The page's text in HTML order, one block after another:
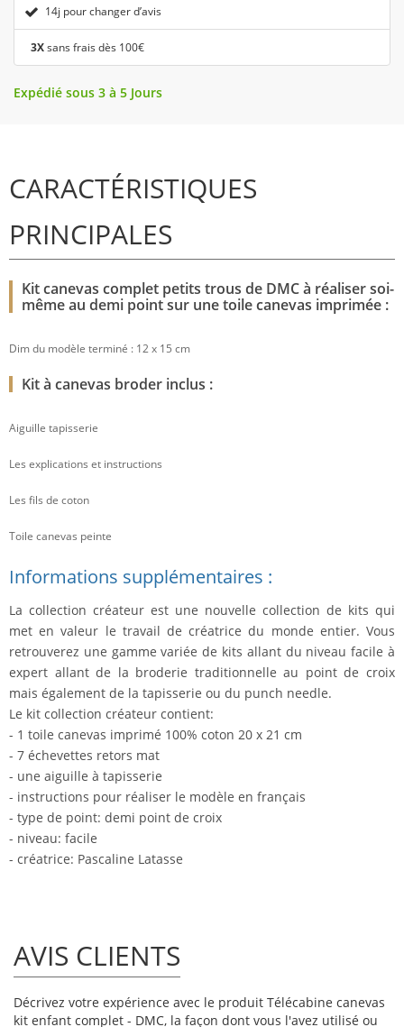
14j pour changer d’avis
3Xsans frais dès 100€
Expédié sous 3 à 5 Jours
CARACTÉRISTIQUES
PRINCIPALES
Kit canevas complet petits trous de DMC à réaliser soi-
même au demi point sur une toile canevas imprimée :
Dim du modèle terminé : 12 x 15 cm
Kit à canevas broder inclus :
Aiguille tapisserie
Les explications et instructions
Les fils de coton
Toile canevas peinte
Informations supplémentaires :
La collection créateur est une nouvelle collection de kits qui
met en valeur le travail de créatrice du monde entier. Vous
retrouverez une gamme variée de kits allant du niveau facile à
expert allant de la broderie traditionnelle au point de croix
mais également de la tapisserie ou du punch needle.
Le kit collection créateur contient:
- 1 toile canevas imprimé 100% coton 20 x 21 cm
- 7 échevettes retors mat
- une aiguille à tapisserie
- instructions pour réaliser le modèle en français
- type de point: demi point de croix
- niveau: facile
- créatrice: Pascaline Latasse
AVIS CLIENTS
Décrivez votre expérience avec le produit Télécabine canevas
kit enfant complet - DMC, la façon dont vous l'avez utilisé ou